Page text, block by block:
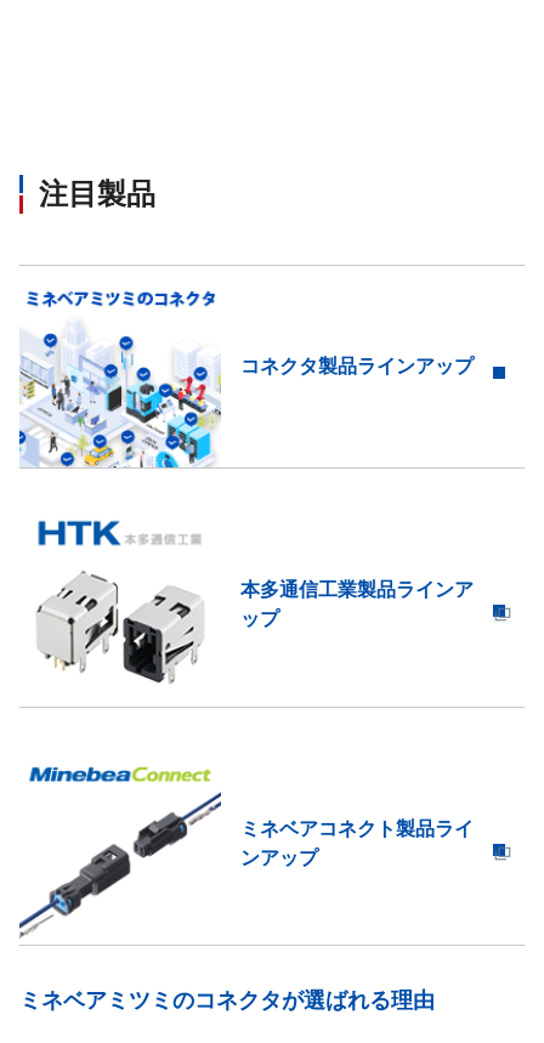
注目製品
コネクタ製品ラインアップ
本多通信工業製品ラインア
ップ
ミネベアコネクト製品ライ
ンアップ
ミネベアミツミのコネクタが選ばれる理由